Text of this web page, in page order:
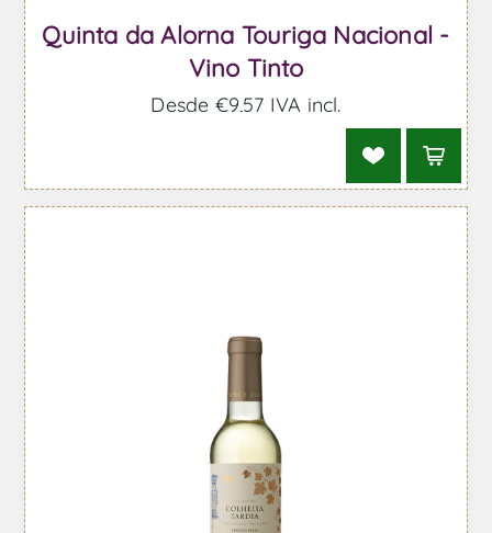
Quinta da Alorna Touriga Nacional -
Vino Tinto
Desde €9,57 IVA incl.